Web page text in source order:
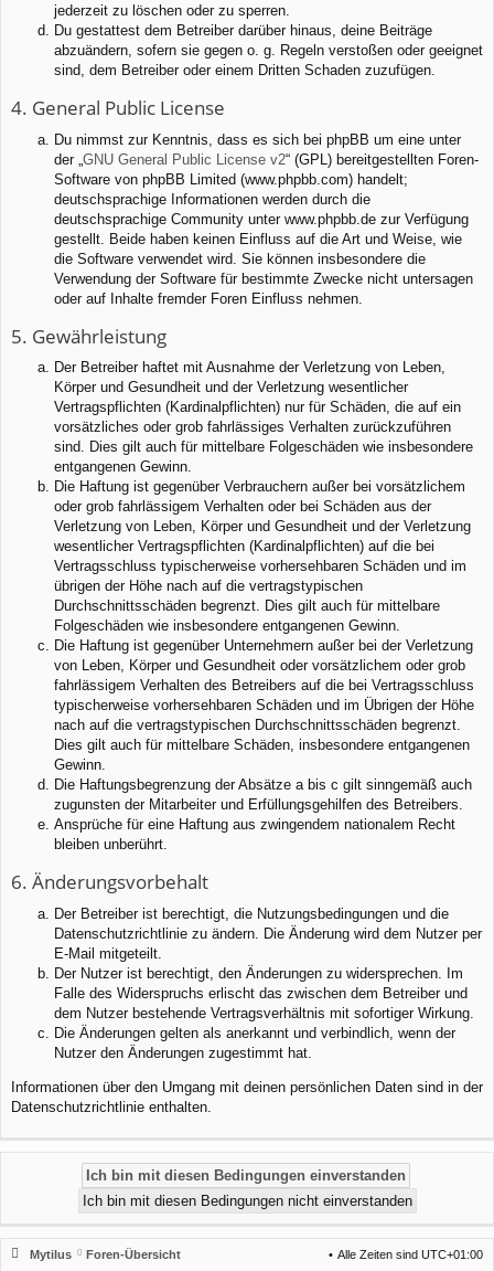
jederzeit zu löschen oder zu sperren.
Du gestattest dem Betreiber darüber hinaus, deine Beiträge
abzuändern, sofern sie gegen o. g. Regeln verstoßen oder geeignet
sind, dem Betreiber oder einem Dritten Schaden zuzufügen.
4. General Public License
Du nimmst zur Kenntnis, dass es sich bei phpBB um eine unter
der „ GNU General Public License v2“ (GPL) bereitgestellten Foren-
Software von phpBB Limited (www.phpbb.com) handelt;
deutschsprachige Informationen werden durch die
deutschsprachige Community unter www.phpbb.de zur Verfügung
gestellt. Beide haben keinen Einfluss auf die Art und Weise, wie
die Software verwendet wird. Sie können insbesondere die
Verwendung der Software für bestimmte Zwecke nicht untersagen
oder auf Inhalte fremder Foren Einfluss nehmen.
5. Gewährleistung
Der Betreiber haftet mit Ausnahme der Verletzung von Leben,
Körper und Gesundheit und der Verletzung wesentlicher
Vertragspflichten (Kardinalpflichten) nur für Schäden, die auf ein
vorsätzliches oder grob fahrlässiges Verhalten zurückzuführen
sind. Dies gilt auch für mittelbare Folgeschäden wie insbesondere
entgangenen Gewinn.
Die Haftung ist gegenüber Verbrauchern außer bei vorsätzlichem
oder grob fahrlässigem Verhalten oder bei Schäden aus der
Verletzung von Leben, Körper und Gesundheit und der Verletzung
wesentlicher Vertragspflichten (Kardinalpflichten) auf die bei
Vertragsschluss typischerweise vorhersehbaren Schäden und im
übrigen der Höhe nach auf die vertragstypischen
Durchschnittsschäden begrenzt. Dies gilt auch für mittelbare
Folgeschäden wie insbesondere entgangenen Gewinn.
Die Haftung ist gegenüber Unternehmern außer bei der Verletzung
von Leben, Körper und Gesundheit oder vorsätzlichem oder grob
fahrlässigem Verhalten des Betreibers auf die bei Vertragsschluss
typischerweise vorhersehbaren Schäden und im Übrigen der Höhe
nach auf die vertragstypischen Durchschnittsschäden begrenzt.
Dies gilt auch für mittelbare Schäden, insbesondere entgangenen
Gewinn.
Die Haftungsbegrenzung der Absätze a bis c gilt sinngemäß auch
zugunsten der Mitarbeiter und Erfüllungsgehilfen des Betreibers.
Ansprüche für eine Haftung aus zwingendem nationalem Recht
bleiben unberührt.
6. Änderungsvorbehalt
Der Betreiber ist berechtigt, die Nutzungsbedingungen und die
Datenschutzrichtlinie zu ändern. Die Änderung wird dem Nutzer per
E-Mail mitgeteilt.
Der Nutzer ist berechtigt, den Änderungen zu widersprechen. Im
Falle des Widerspruchs erlischt das zwischen dem Betreiber und
dem Nutzer bestehende Vertragsverhältnis mit sofortiger Wirkung.
Die Änderungen gelten als anerkannt und verbindlich, wenn der
Nutzer den Änderungen zugestimmt hat.
Informationen über den Umgang mit deinen persönlichen Daten sind in der
Datenschutzrichtlinie enthalten.
Mytilus Foren-Übersicht Alle Zeiten sind UTC+01:00